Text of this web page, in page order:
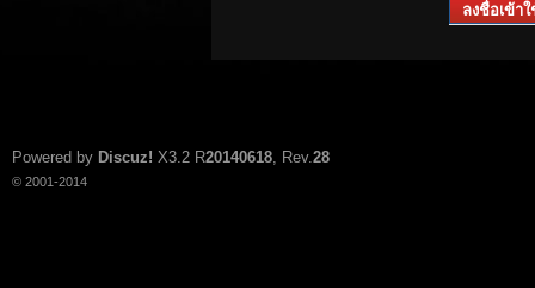
ลงชื่อเข้าใ
Powered by Discuz! X3.2 R20140618, Rev.28
© 2001-2014